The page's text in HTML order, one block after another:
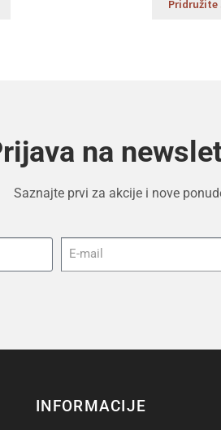
Pridružite
na
Saznajte prvi za akcije i nove
INFORMACIJE